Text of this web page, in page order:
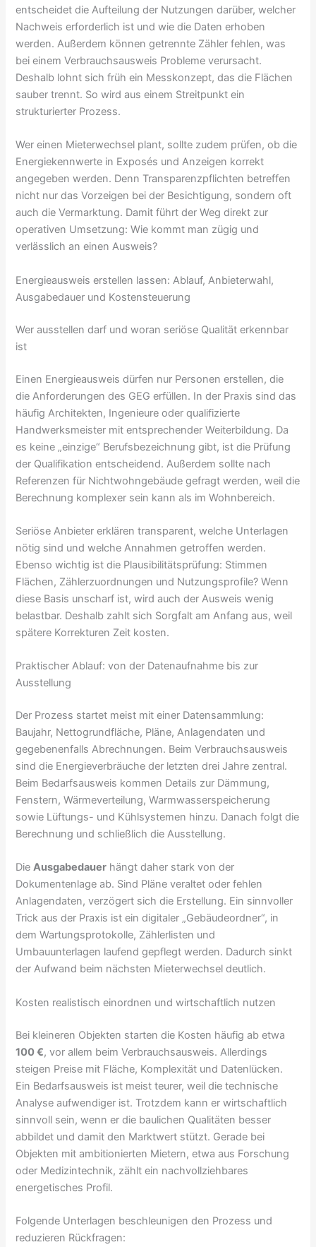
entscheidet die Aufteilung der Nutzungen darüber, welcher
Nachweis erforderlich ist und wie die Daten erhoben
werden. Außerdem können getrennte Zähler fehlen, was
bei einem Verbrauchsausweis Probleme verursacht.
Deshalb lohnt sich früh ein Messkonzept, das die Flächen
sauber trennt. So wird aus einem Streitpunkt ein
strukturierter Prozess.
Wer einen Mieterwechsel plant, sollte zudem prüfen, ob die
Energiekennwerte in Exposés und Anzeigen korrekt
angegeben werden. Denn Transparenzpflichten betreffen
nicht nur das Vorzeigen bei der Besichtigung, sondern oft
auch die Vermarktung. Damit führt der Weg direkt zur
operativen Umsetzung: Wie kommt man zügig und
verlässlich an einen Ausweis?
Energieausweis erstellen lassen: Ablauf, Anbieterwahl,
Ausgabedauer und Kostensteuerung
Wer ausstellen darf und woran seriöse Qualität erkennbar
ist
Einen Energieausweis dürfen nur Personen erstellen, die
die Anforderungen des GEG erfüllen. In der Praxis sind das
häufig Architekten, Ingenieure oder qualifizierte
Handwerksmeister mit entsprechender Weiterbildung. Da
es keine „einzige“ Berufsbezeichnung gibt, ist die Prüfung
der Qualifikation entscheidend. Außerdem sollte nach
Referenzen für Nichtwohngebäude gefragt werden, weil die
Berechnung komplexer sein kann als im Wohnbereich.
Seriöse Anbieter erklären transparent, welche Unterlagen
nötig sind und welche Annahmen getroffen werden.
Ebenso wichtig ist die Plausibilitätsprüfung: Stimmen
Flächen, Zählerzuordnungen und Nutzungsprofile? Wenn
diese Basis unscharf ist, wird auch der Ausweis wenig
belastbar. Deshalb zahlt sich Sorgfalt am Anfang aus, weil
spätere Korrekturen Zeit kosten.
Praktischer Ablauf: von der Datenaufnahme bis zur
Ausstellung
Der Prozess startet meist mit einer Datensammlung:
Baujahr, Nettogrundfläche, Pläne, Anlagendaten und
gegebenenfalls Abrechnungen. Beim Verbrauchsausweis
sind die Energieverbräuche der letzten drei Jahre zentral.
Beim Bedarfsausweis kommen Details zur Dämmung,
Fenstern, Wärmeverteilung, Warmwasserspeicherung
sowie Lüftungs- und Kühlsystemen hinzu. Danach folgt die
Berechnung und schließlich die Ausstellung.
DieAusgabedauer hängt daher stark von der
Dokumentenlage ab. Sind Pläne veraltet oder fehlen
Anlagendaten, verzögert sich die Erstellung. Ein sinnvoller
Trick aus der Praxis ist ein digitaler „Gebäudeordner“, in
dem Wartungsprotokolle, Zählerlisten und
Umbauunterlagen laufend gepflegt werden. Dadurch sinkt
der Aufwand beim nächsten Mieterwechsel deutlich.
Kosten realistisch einordnen und wirtschaftlich nutzen
Bei kleineren Objekten starten die Kosten häufig ab etwa
100 €, vor allem beim Verbrauchsausweis. Allerdings
steigen Preise mit Fläche, Komplexität und Datenlücken.
Ein Bedarfsausweis ist meist teurer, weil die technische
Analyse aufwendiger ist. Trotzdem kann er wirtschaftlich
sinnvoll sein, wenn er die baulichen Qualitäten besser
abbildet und damit den Marktwert stützt. Gerade bei
Objekten mit ambitionierten Mietern, etwa aus Forschung
oder Medizintechnik, zählt ein nachvollziehbares
energetisches Profil.
Folgende Unterlagen beschleunigen den Prozess und
reduzieren Rückfragen: